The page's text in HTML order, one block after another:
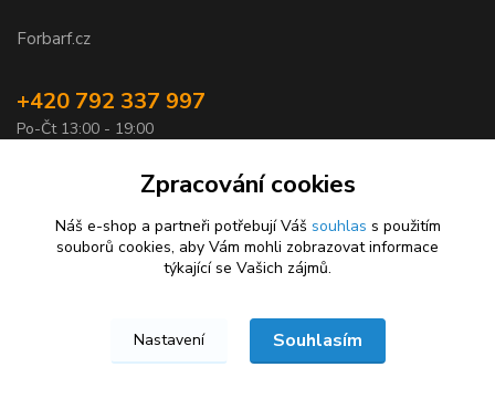
Forbarf.cz
+420 792 337 997
Po-Čt 13:00 - 19:00
objednavky@forbarf.cz
Forbarf.cz © 2026
Zpracování cookies
Náš e-shop a partneři potřebují Váš souhlas s použitím
souborů cookies, aby Vám mohli zobrazovat informace
týkající se Vašich zájmů.
Nastavení Souhlasím